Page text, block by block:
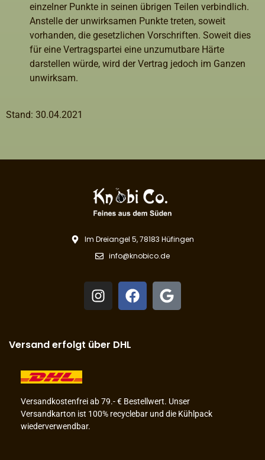
einzelner Punkte in seinen übrigen Teilen verbindlich.
Anstelle der unwirksamen Punkte treten, soweit
vorhanden, die gesetzlichen Vorschriften. Soweit dies
für eine Vertragspartei eine unzumutbare Härte
darstellen würde, wird der Vertrag jedoch im Ganzen
unwirksam.
Stand: 30.04.2021
Im Dreiangel 5, 78183 Hüfingen
info@knobico.de
Versand erfolgt über DHL
Versandkostenfrei ab 79.- € Bestellwert. Unser
Versandkarton ist 100% recyclebar und die Kühlpack
wiederverwendbar.